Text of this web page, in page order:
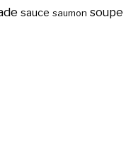
sauce saumon soupe